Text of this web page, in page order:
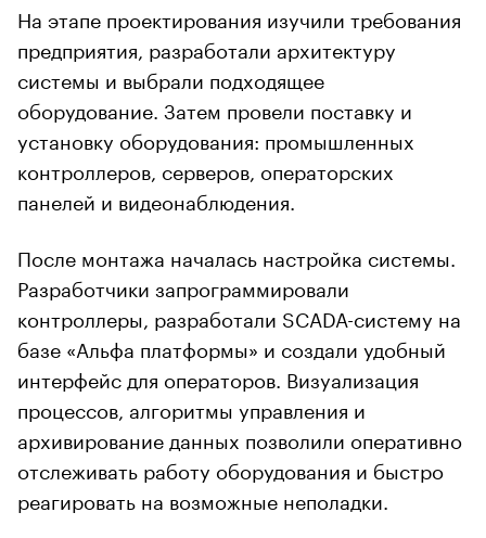
На этапе проектирования изучили требования
предприятия, разработали архитектуру
системы и выбрали подходящее
оборудование. Затем провели поставку и
установку оборудования: промышленных
контроллеров, серверов, операторских
панелей и видеонаблюдения.
После монтажа началась настройка системы.
Разработчики запрограммировали
контроллеры, разработали SCADA-систему на
базе «Альфа платформы» и создали удобный
интерфейс для операторов. Визуализация
процессов, алгоритмы управления и
архивирование данных позволили оперативно
отслеживать работу оборудования и быстро
реагировать на возможные неполадки.